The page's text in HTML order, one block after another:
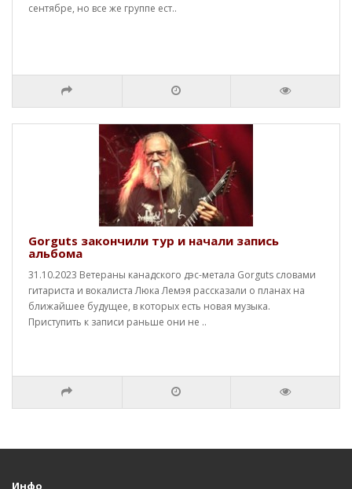
сентябре, но все же группе ест..
Gorguts закончили тур и начали запись
альбома
31.10.2023 Ветераны канадского дэс-метала Gorguts словами
гитариста и вокалиста Люка Лемэя рассказали о планах на
ближайшее будущее, в которых есть новая музыка.
Приступить к записи раньше они не ..
Инфо